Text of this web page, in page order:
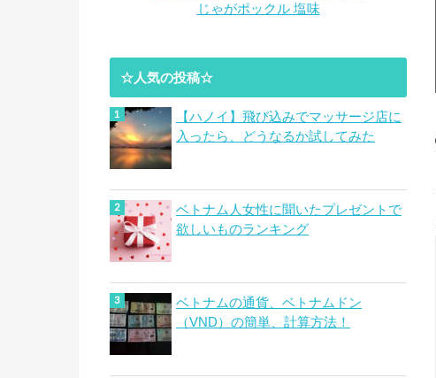
じゃがポックル 塩味
☆人気の投稿☆
【ハノイ】飛び込みでマッサージ店に
入ったら、どうなるか試してみた
ベトナム人女性に聞いたプレゼントで
欲しいものランキング
ベトナムの通貨、ベトナムドン
（VND）の簡単、計算方法！